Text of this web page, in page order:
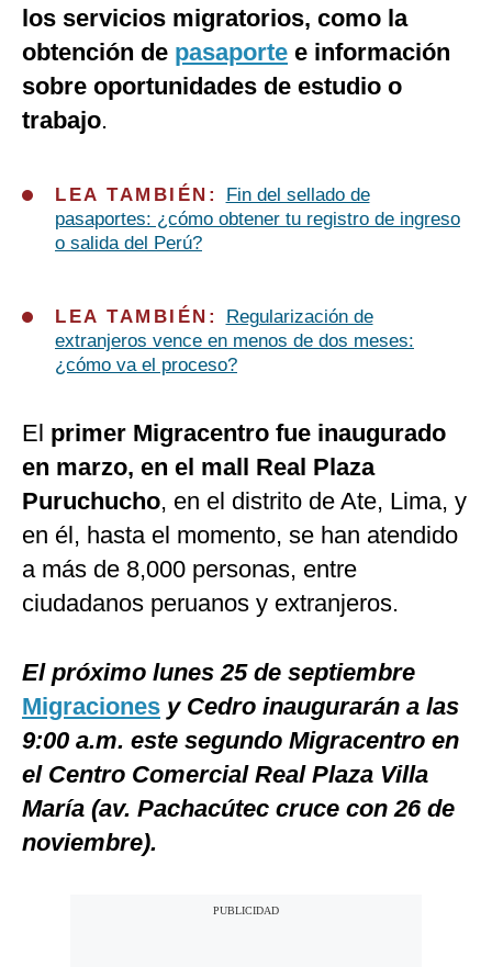
los servicios migratorios, como la
obtención de pasaporte e información
sobre oportunidades de estudio o
trabajo.
LEA TAMBIÉN:
Fin del sellado de
pasaportes: ¿cómo obtener tu registro de ingreso
o salida del Perú?
LEA TAMBIÉN:
Regularización de
extranjeros vence en menos de dos meses:
¿cómo va el proceso?
El primer Migracentro fue inaugurado
en marzo, en el mall Real Plaza
Puruchucho, en el distrito de Ate, Lima, y
en él, hasta el momento, se han atendido
a más de 8,000 personas, entre
ciudadanos peruanos y extranjeros.
El próximo lunes 25 de septiembre
Migraciones y Cedro inaugurarán a las
9:00 a.m. este segundo Migracentro en
el Centro Comercial Real Plaza Villa
María (av. Pachacútec cruce con 26 de
noviembre).